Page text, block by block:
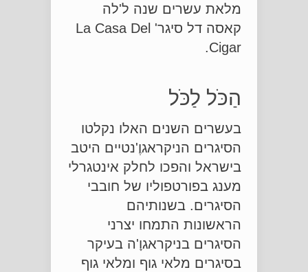
מלאת עשרים שנה ל'לה
קאסה דל סיגר' La Casa Del
Cigar.
הַכֹּל לַכֹּל
בעשרים השנים האלו נקלטו
הסיגרים הניקראגוֶ'נטיים היטב
בישראל והפכו לחלק אינטגרלי
מענג בפורטפוליו של חובבי
הסיגרים. בשנותיהם
הראשונות התמחו יצרני
הסיגרים בניקראגוָ'ה בעיקר
בסיגרים מלאי גוף ומלאי גוף